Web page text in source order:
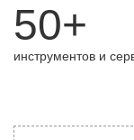
50+
инструментов и